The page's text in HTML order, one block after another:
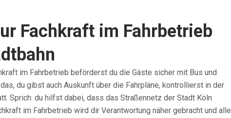
Fachkraft im Fahrbetrieb
im Fahrbetrieb beförderst du die Gäste sicher mit Bus und
du gibst auch Auskunft über die Fahrpläne, kontrollierst in der
Sprich: du hilfst dabei, dass das Straßennetz der Stadt Köln
im Fahrbetrieb wird dir Verantwortung näher gebracht und alle